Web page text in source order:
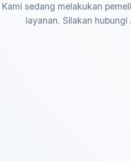
Kami sedang melakukan
layanan. Silakan